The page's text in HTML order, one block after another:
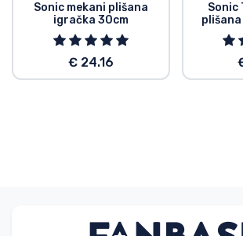
Sonic mekani plišana
igračka 30cm
€ 24.16
Sonic